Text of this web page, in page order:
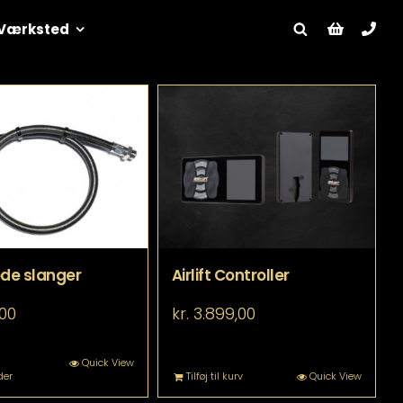
slanger
Dette
har
Quick View
Airlift Controller
kr. 3.899,00
Tilføj til kurv Quick View